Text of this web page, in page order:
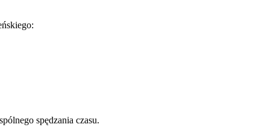
spędzania czasu.